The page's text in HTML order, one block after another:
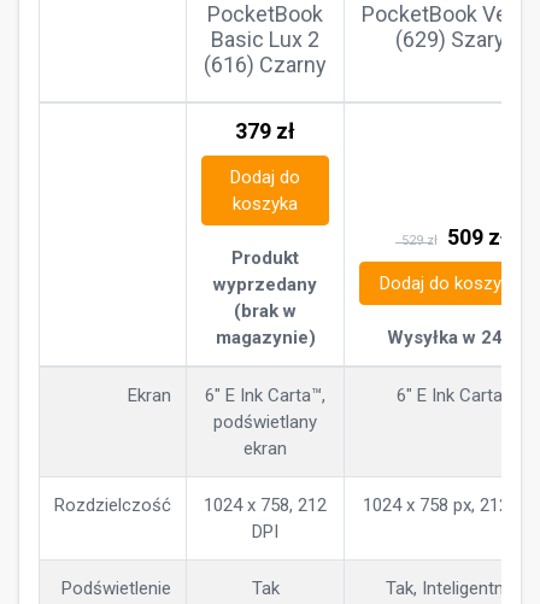
PocketBook
Basic Lux 2
(616) Czarny
PocketBook Verse
(629) Szary
379 zł
Dodaj do
koszyka
Produkt
wyprzedany
(brak w
magazynie)
529 zł 509 zł
Dodaj do koszyka
Wysyłka w 24h
Ekran
6" E Ink Carta™,
podświetlany
ekran
6" E Ink Carta
Rozdzielczość
1024 x 758, 212
DPI
1024 x 758 px, 212 ppi
Podświetlenie
Tak
Tak, Inteligentne